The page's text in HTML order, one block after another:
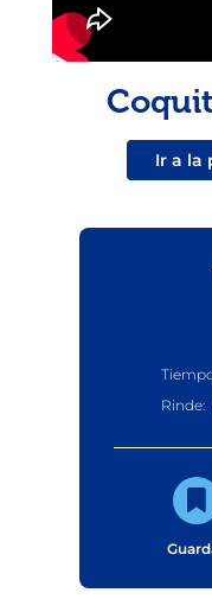
Ir a la
Rinde: